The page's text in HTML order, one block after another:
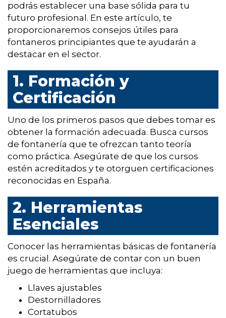
podrás establecer una base sólida para tu
futuro profesional. En este artículo, te
proporcionaremos consejos útiles para
fontaneros principiantes que te ayudarán a
destacar en el sector.
1. Formación y
Certificación
Uno de los primeros pasos que debes tomar es
obtener la formación adecuada. Busca cursos
de fontanería que te ofrezcan tanto teoría
como práctica. Asegúrate de que los cursos
estén acreditados y te otorguen certificaciones
reconocidas en España.
2. Herramientas
Esenciales
Conocer las herramientas básicas de fontanería
es crucial. Asegúrate de contar con un buen
juego de herramientas que incluya:
Llaves ajustables
Destornilladores
Cortatubos